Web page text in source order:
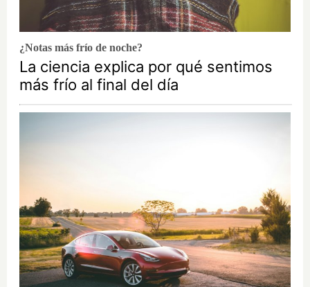
¿Notas más frío de noche?
La ciencia explica por qué sentimos
más frío al final del día